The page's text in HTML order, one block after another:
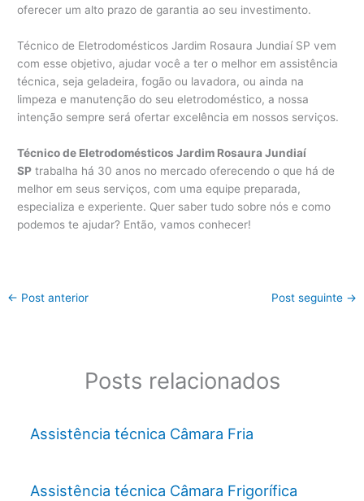
oferecer um alto prazo de garantia ao seu investimento.
Técnico de Eletrodomésticos Jardim Rosaura Jundiaí SP vem
com esse objetivo, ajudar você a ter o melhor em assistência
técnica, seja geladeira, fogão ou lavadora, ou ainda na
limpeza e manutenção do seu eletrodoméstico, a nossa
intenção sempre será ofertar excelência em nossos serviços.
Técnico de Eletrodomésticos Jardim Rosaura Jundiaí
SP trabalha há 30 anos no mercado oferecendo o que há de
melhor em seus serviços, com uma equipe preparada,
especializa e experiente. Quer saber tudo sobre nós e como
podemos te ajudar? Então, vamos conhecer!
← Post anterior Post seguinte →
Posts relacionados
Assistência técnica Câmara Fria
Assistência técnica Câmara Frigorífica